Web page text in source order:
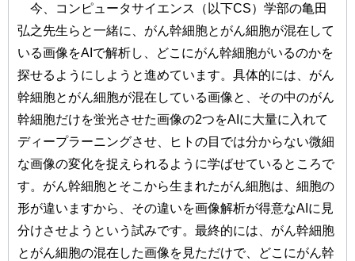
今、コンピュータサイエンス（以下CS）学部の亀田
弘之先生らと一緒に、がん幹細胞とがん細胞が混在して
いる画像をAIで解析し、どこにがん幹細胞がいるのかを
探せるようにしようと進めています。具体的には、がん
幹細胞とがん細胞が混在している画像と、その中のがん
幹細胞だけを蛍光させた画像の2つをAIに大量に入れて
ディープラーニングさせ、ヒトの目では分からない微細
な画像の変化を捉えられるように学ばせているところで
す。がん幹細胞とそこから生まれたがん細胞は、細胞の
形が違いますから、その違いを画像解析が得意なAIに見
分けさせようという試みです。最終的には、がん幹細胞
とがん細胞の混在した画像を見ただけで、どこにがん幹